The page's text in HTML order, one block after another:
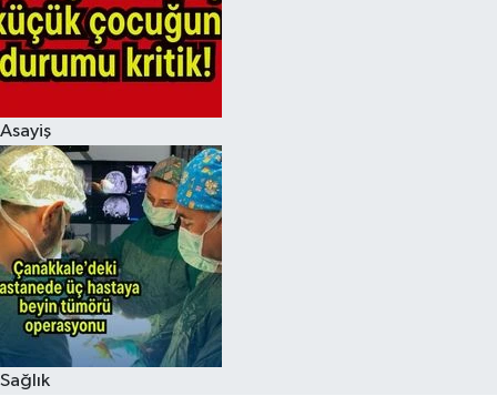
Asayiş
Sağlık